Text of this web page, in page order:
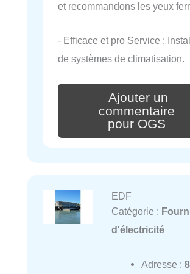
et recommandons les yeux
- Efficace et pro Service :
de systèmes de climatisation.
Ajouter un
commentaire
pour OGS
EDF
Catégorie :
d'électricité
Adresse :